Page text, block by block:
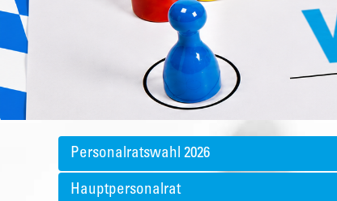
Personalratswahl 2026
Hauptpersonalrat